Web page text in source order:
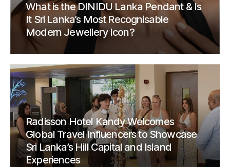
What is the DINIDU Lanka Pendant & Is
It Sri Lanka’s Most Recognisable
Modern Jewellery Icon?
Radisson Hotel Kandy Welcomes
Global Travel Influencers to Showcase
Sri Lanka’s Hill Capital and Island
Experiences